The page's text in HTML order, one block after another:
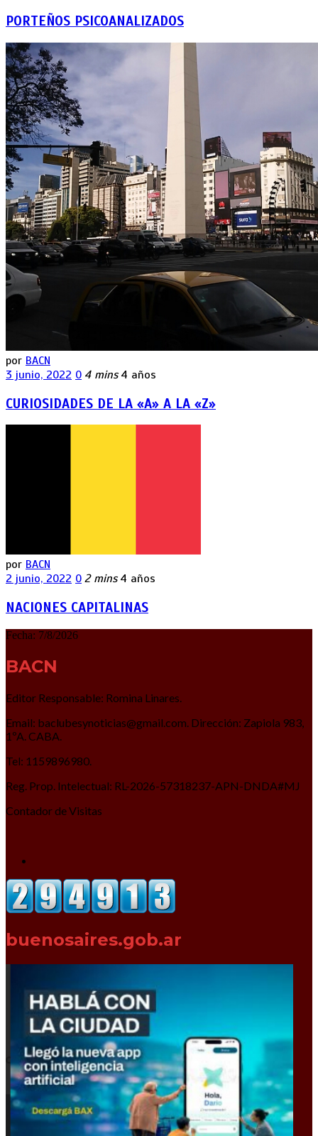
PORTEÑOS PSICOANALIZADOS
por BACN
3 junio, 2022 0 4 mins 4 años
CURIOSIDADES DE LA «A» A LA «Z»
por BACN
2 junio, 2022 0 2 mins 4 años
NACIONES CAPITALINAS
Fecha: 7/8/2026
BACN
Editor Responsable: Romina Linares.
Email: baclubesynoticias@gmail.com. Dirección: Zapiola 983,
1ºA. CABA.
Tel: 1159896980.
Reg. Prop. Intelectual: RL-2026-57318237-APN-DNDA#MJ
Contador de Visitas
buenosaires.gob.ar